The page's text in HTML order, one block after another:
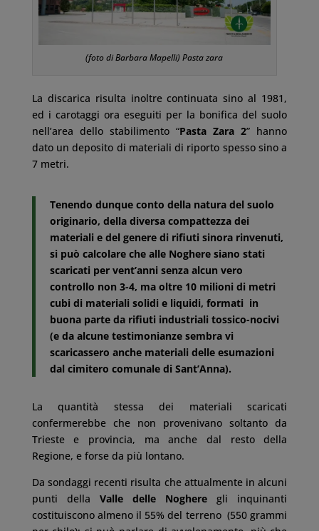
(foto di Barbara Mapelli) Pasta zara
La discarica risulta inoltre continuata sino al 1981,
ed i carotaggi ora eseguiti per la bonifica del suolo
nell’area dello stabilimento “Pasta Zara 2” hanno
dato un deposito di materiali di riporto spesso sino a
7 metri.
Tenendo dunque conto della natura del suolo
originario, della diversa compattezza dei
materiali e del genere di rifiuti sinora rinvenuti,
si può calcolare che alle Noghere siano stati
scaricati per vent’anni senza alcun vero
controllo non 3-4, ma oltre 10 milioni di metri
cubi di materiali solidi e liquidi, formati in
buona parte da rifiuti industriali tossico-nocivi
(e da alcune testimonianze sembra vi
scaricassero anche materiali delle esumazioni
dal cimitero comunale di Sant’Anna).
La quantità stessa dei materiali scaricati
confermerebbe che non provenivano soltanto da
Trieste e provincia, ma anche dal resto della
Regione, e forse da più lontano.
Da sondaggi recenti risulta che attualmente in alcuni
punti della Valle delle Noghere gli inquinanti
costituiscono almeno il 55% del terreno (550 grammi